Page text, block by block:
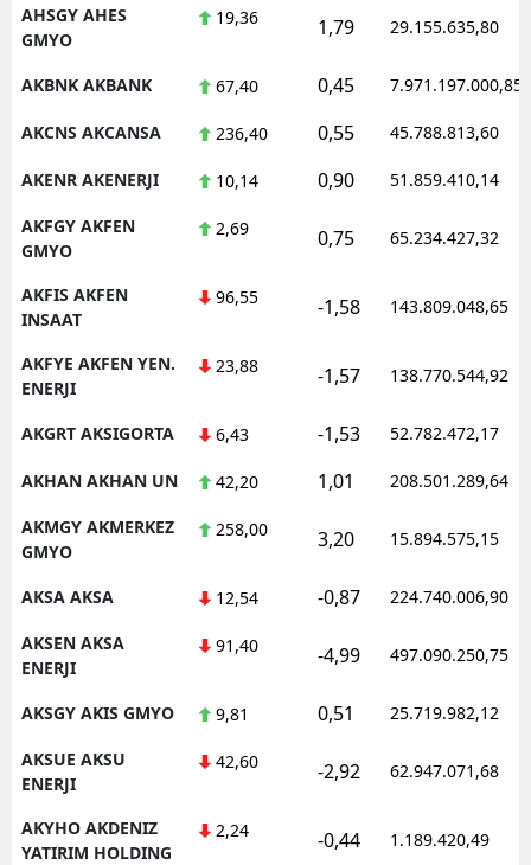
AHSGY AHES
GMYO
19,36 1,79 29.155.635,80
AKBNK AKBANK 67,40 0,45 7.971.197.000,85
AKCNS AKCANSA 236,40 0,55 45.788.813,60
AKENR AKENERJI 10,14 0,90 51.859.410,14
AKFGY AKFEN
GMYO
2,69 0,75 65.234.427,32
AKFIS AKFEN
INSAAT
96,55 -1,58 143.809.048,65
AKFYE AKFEN YEN.
ENERJI
23,88 -1,57 138.770.544,92
AKGRT AKSIGORTA 6,43 -1,53 52.782.472,17
AKHAN AKHAN UN 42,20 1,01 208.501.289,64
AKMGY AKMERKEZ
GMYO
258,00 3,20 15.894.575,15
AKSA AKSA 12,54 -0,87 224.740.006,90
AKSEN AKSA
ENERJI
91,40 -4,99 497.090.250,75
AKSGY AKIS GMYO 9,81 0,51 25.719.982,12
AKSUE AKSU
ENERJI
42,60 -2,92 62.947.071,68
AKYHO AKDENIZ
YATIRIM HOLDING
2,24 -0,44 1.189.420,49